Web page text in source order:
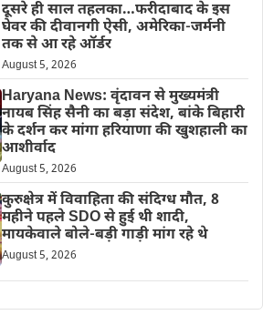
दूसरे ही साल तहलका…फरीदाबाद के इस
घेवर की दीवानगी ऐसी, अमेरिका-जर्मनी
तक से आ रहे ऑर्डर
August 5, 2026
Haryana News: वृंदावन से मुख्यमंत्री
नायब सिंह सैनी का बड़ा संदेश, बांके बिहारी
के दर्शन कर मांगा हरियाणा की खुशहाली का
आशीर्वाद
August 5, 2026
कुरुक्षेत्र में विवाहिता की संदिग्ध मौत, 8
महीने पहले SDO से हुई थी शादी,
मायकेवाले बोले-बड़ी गाड़ी मांग रहे थे
August 5, 2026